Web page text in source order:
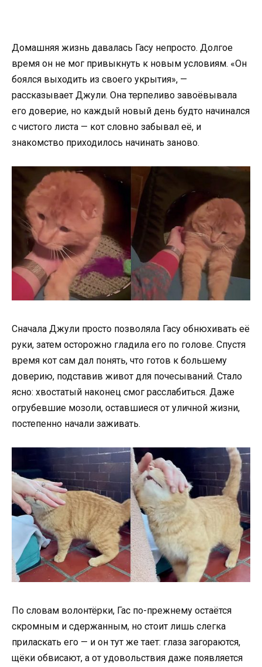
Домашняя жизнь давалась Гасу непросто. Долгое
время он не мог привыкнуть к новым условиям. «Он
боялся выходить из своего укрытия», —
рассказывает Джули. Она терпеливо завоёвывала
его доверие, но каждый новый день будто начинался
с чистого листа — кот словно забывал её, и
знакомство приходилось начинать заново.
Сначала Джули просто позволяла Гасу обнюхивать её
руки, затем осторожно гладила его по голове. Спустя
время кот сам дал понять, что готов к большему
доверию, подставив живот для почесываний. Стало
ясно: хвостатый наконец смог расслабиться. Даже
огрубевшие мозоли, оставшиеся от уличной жизни,
постепенно начали заживать.
По словам волонтёрки, Гас по-прежнему остаётся
скромным и сдержанным, но стоит лишь слегка
приласкать его — и он тут же тает: глаза загораются,
щёки обвисают, а от удовольствия даже появляется